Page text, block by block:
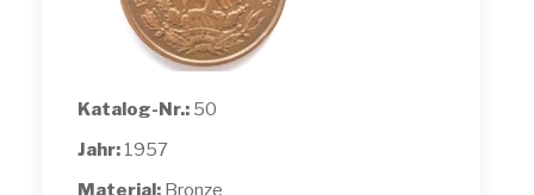
Katalog-Nr.: 50
Jahr: 1957
Material: Bronze